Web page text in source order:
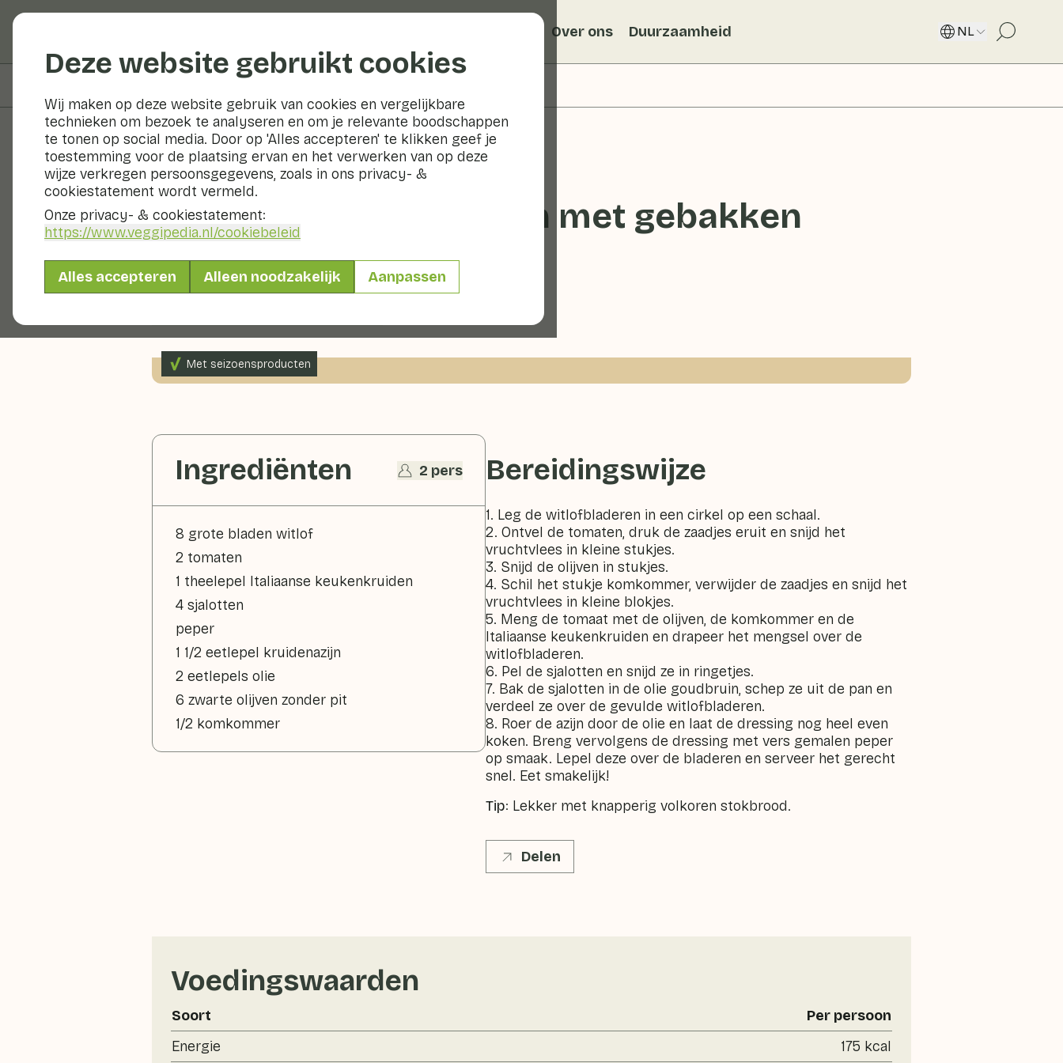
Deze website gebruikt cookies
Wij maken op deze website gebruik van cookies en vergelijkbare
technieken om bezoek te analyseren en om je relevante boodschappen
te tonen op social media. Door op 'Alles accepteren' te klikken geef je
toestemming voor de plaatsing ervan en het verwerken van op deze
wijze verkregen persoonsgegevens, zoals in ons privacy- &
cookiestatement wordt vermeld.
Onze privacy- & cookiestatement:
https://www.veggipedia.nl/cookiebeleid
Alles accepteren Alleen noodzakelijk Aanpassen
Over ons Duurzaamheid NL
Recepten
Gevulde witlofbladeren met gebakken
sjalotjes
Met seizoensproducten
330gr groenten p.p.
Ingrediënten 2 pers
8 grote bladen witlof
2 tomaten
1 theelepel Italiaanse keukenkruiden
4 sjalotten
peper
1 1/2 eetlepel kruidenazijn
2 eetlepels olie
6 zwarte olijven zonder pit
1/2 komkommer
Bereidingswijze
1. Leg de witlofbladeren in een cirkel op een schaal.
2. Ontvel de tomaten, druk de zaadjes eruit en snijd het
vruchtvlees in kleine stukjes.
3. Snijd de olijven in stukjes.
4. Schil het stukje komkommer, verwijder de zaadjes en snijd het
vruchtvlees in kleine blokjes.
5. Meng de tomaat met de olijven, de komkommer en de
Italiaanse keukenkruiden en drapeer het mengsel over de
witlofbladeren.
6. Pel de sjalotten en snijd ze in ringetjes.
7. Bak de sjalotten in de olie goudbruin, schep ze uit de pan en
verdeel ze over de gevulde witlofbladeren.
8. Roer de azijn door de olie en laat de dressing nog heel even
koken. Breng vervolgens de dressing met vers gemalen peper
op smaak. Lepel deze over de bladeren en serveer het gerecht
snel. Eet smakelijk!
Tip: Lekker met knapperig volkoren stokbrood.
Delen
Voedingswaarden
Soort
Per persoon
Energie
175 kcal